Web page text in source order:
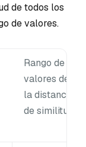
de todos los
de valores.
Rango de
valores de
la distancia
de similitud